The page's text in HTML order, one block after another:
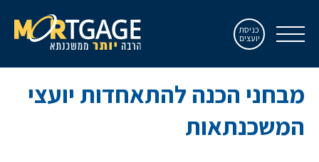
כניסת
יועצים
מבחני הכנה להתאחדות יועצי
המשכנתאות